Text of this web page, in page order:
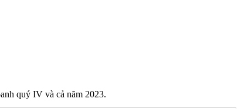
quý IV và cả năm 2023.